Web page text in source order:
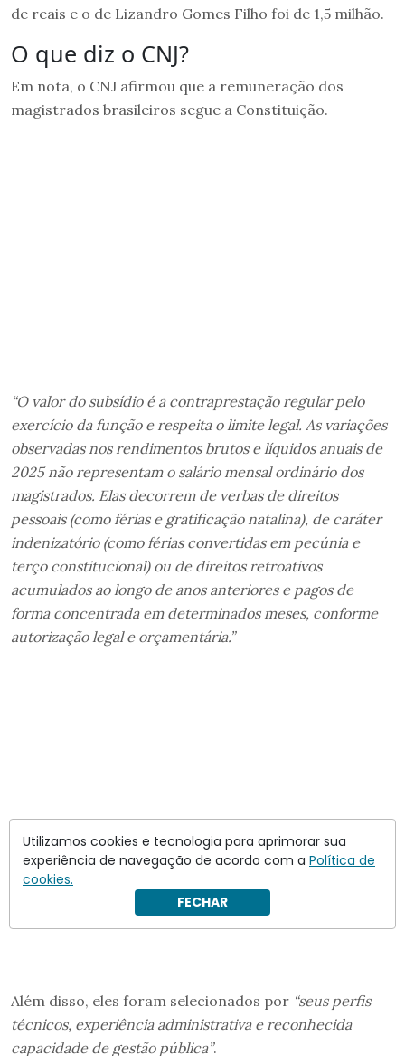
de reais e o de Lizandro Gomes Filho foi de 1,5 milhão.
O que diz o CNJ?
Em nota, o CNJ afirmou que a remuneração dos
magistrados brasileiros segue a Constituição.
“O valor do subsídio é a contraprestação regular pelo
exercício da função e respeita o limite legal. As variações
observadas nos rendimentos brutos e líquidos anuais de
2025 não representam o salário mensal ordinário dos
magistrados. Elas decorrem de verbas de direitos
pessoais (como férias e gratificação natalina), de caráter
indenizatório (como férias convertidas em pecúnia e
terço constitucional) ou de direitos retroativos
acumulados ao longo de anos anteriores e pagos de
forma concentrada em determinados meses, conforme
autorização legal e orçamentária.”
Além disso, eles foram selecionados por “seus perfis
técnicos, experiência administrativa e reconhecida
capacidade de gestão pública”.
Utilizamos cookies e tecnologia para aprimorar sua
experiência de navegação de acordo com a Política de
cookies.
FECHAR